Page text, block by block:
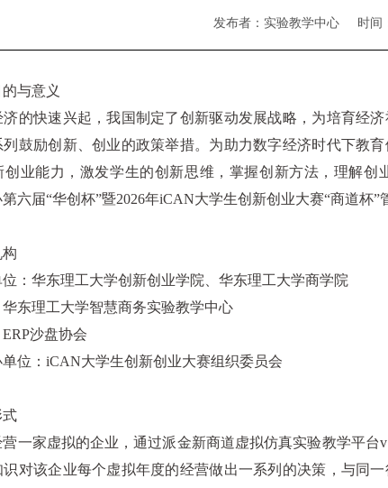
发布者：实验教学中心 时间
与意义
济的快速兴起，我国制定了创新驱动发展战略，为培育经
鼓励创新、创业的政策举措。为助力数字经济时代下教
创业能力，激发学生的创新思维，掌握创新方法，理解
六届“华创杯”暨2026年iCAN大学生创新创业大赛“商道杯”
：华东理工大学创新创业学院、华东理工大学商学院
东理工大学智慧商务实验教学中心
ERP沙盘协会
位： iCAN大学生创新创业大赛组织委员会
式
一家虚拟的企业，通过派金新商道虚拟仿真实验教学平台
对该企业每个虚拟年度的经营做出一系列的决策，与同